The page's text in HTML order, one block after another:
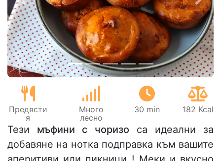
Предишен
Предясти
я
Много
лесно
30 min 182 Kcal
Тези мъфини с чоризо са идеални за
добавяне на нотка подправка към вашите